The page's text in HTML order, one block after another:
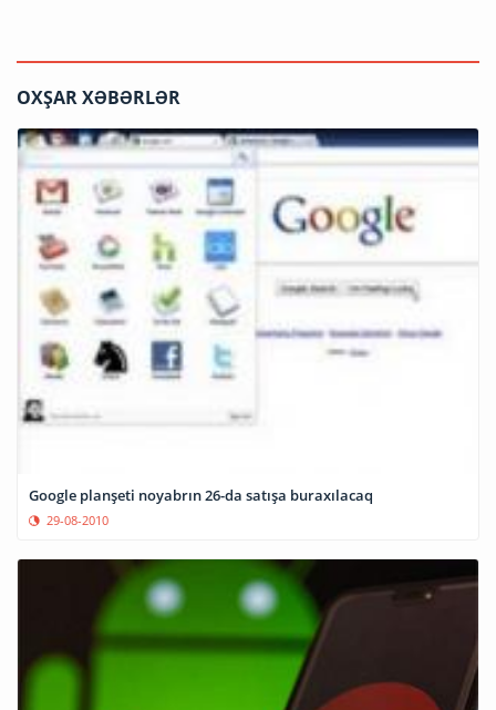
OXŞAR XƏBƏRLƏR
Google planşeti noyabrın 26-da satışa buraxılacaq
29-08-2010